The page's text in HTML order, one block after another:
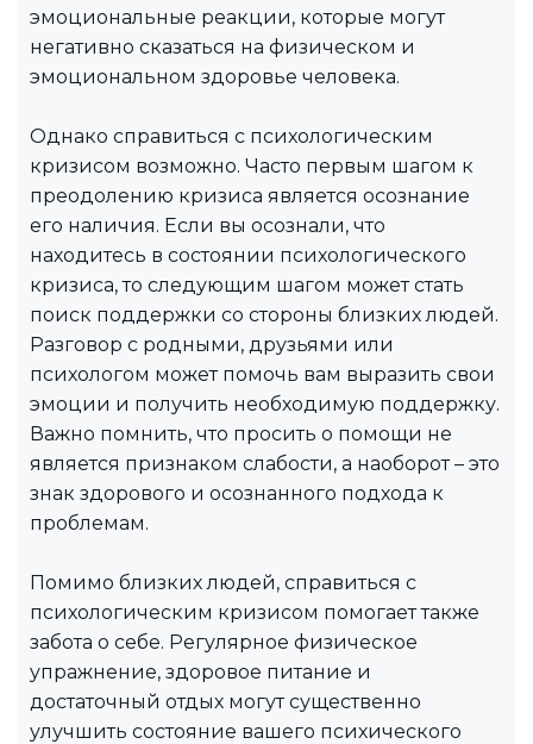
эмоциональные реакции, которые могут
негативно сказаться на физическом и
эмоциональном здоровье человека.
Однако справиться с психологическим
кризисом возможно. Часто первым шагом к
преодолению кризиса является осознание
его наличия. Если вы осознали, что
находитесь в состоянии психологического
кризиса, то следующим шагом может стать
поиск поддержки со стороны близких людей.
Разговор с родными, друзьями или
психологом может помочь вам выразить свои
эмоции и получить необходимую поддержку.
Важно помнить, что просить о помощи не
является признаком слабости, а наоборот – это
знак здорового и осознанного подхода к
проблемам.
Помимо близких людей, справиться с
психологическим кризисом помогает также
забота о себе. Регулярное физическое
упражнение, здоровое питание и
достаточный отдых могут существенно
улучшить состояние вашего психического